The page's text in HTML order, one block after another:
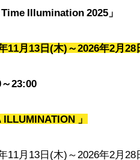
Time Illumination 2025」
11月13日(木)～2026年2月28
23:00
ILLUMINATION 」
11月13日(木)～2026年2月28